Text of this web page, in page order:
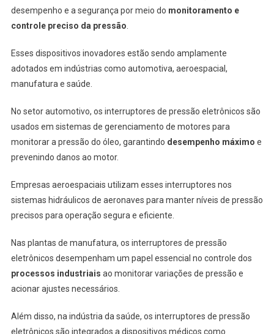
desempenho e a segurança por meio do monitoramento e
controle preciso da pressão.
Esses dispositivos inovadores estão sendo amplamente
adotados em indústrias como automotiva, aeroespacial,
manufatura e saúde.
No setor automotivo, os interruptores de pressão eletrônicos são
usados em sistemas de gerenciamento de motores para
monitorar a pressão do óleo, garantindo desempenho máximo e
prevenindo danos ao motor.
Empresas aeroespaciais utilizam esses interruptores nos
sistemas hidráulicos de aeronaves para manter níveis de pressão
precisos para operação segura e eficiente.
Nas plantas de manufatura, os interruptores de pressão
eletrônicos desempenham um papel essencial no controle dos
processos industriais ao monitorar variações de pressão e
acionar ajustes necessários.
Além disso, na indústria da saúde, os interruptores de pressão
eletrônicos são integrados a dispositivos médicos como